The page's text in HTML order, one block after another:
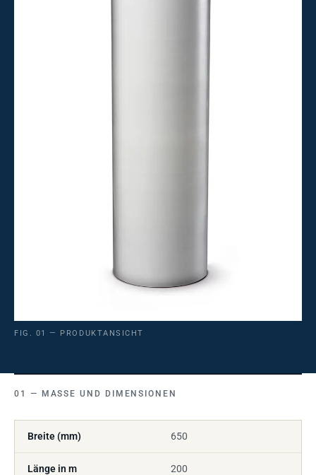
FIG. 01 — PRODUKTANSICHT
MASSE UND DIMENSIONEN
Breite (mm) 650
Länge in m 200